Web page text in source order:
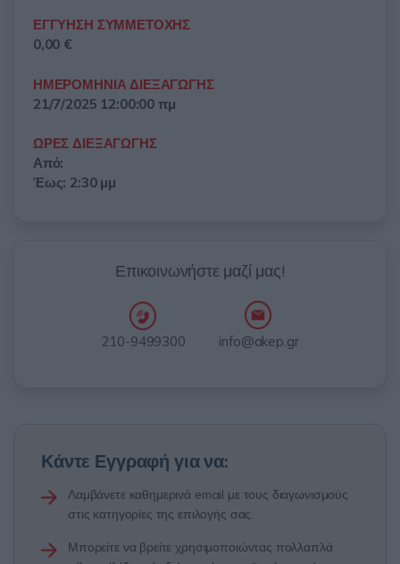
ΕΓΓΥΗΣΗ ΣΥΜΜΕΤΟΧΗΣ
0,00 €
ΗΜΕΡΟΜΗΝΙΑ ΔΙΕΞΑΓΩΓΗΣ
21/7/2025 12:00:00 πμ
ΩΡΕΣ ΔΙΕΞΑΓΩΓΗΣ
Από:
Έως: 2:30 μμ
Επικοινωνήστε μαζί μας!
210-9499300 info@akep.gr
Κάντε Εγγραφή για να:
Λαμβάνετε καθημερινά email με τους διαγωνισμούς
στις κατηγορίες της επιλογής σας.
Μπορείτε να βρείτε χρησιμοποιώντας πολλαπλά